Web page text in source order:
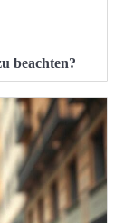
beachten?